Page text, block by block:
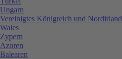
Ungarn
Vereinigtes Königreich und Nordirland
Wales
Zypern
Azoren
Balearen